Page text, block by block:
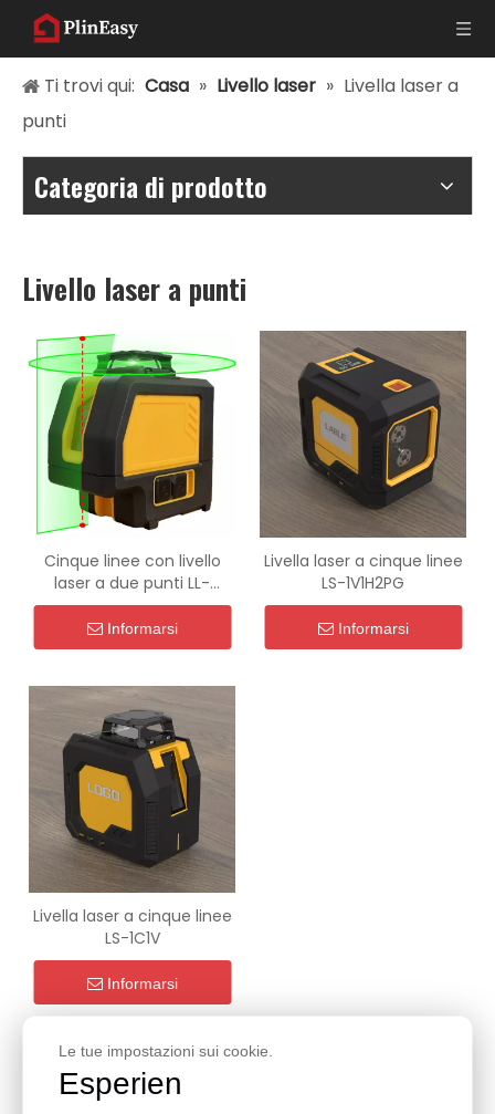
Ti trovi qui: Casa » Livello laser » Livella laser a
punti
Categoria di prodotto
Livello laser a punti
Cinque linee con livello
laser a due punti LL-
1C1V2PG
Informarsi
Livella laser a cinque linee
LS-1V1H2PG
Informarsi
Livella laser a cinque linee
LS-1C1V
Informarsi
Le tue impostazioni sui cookie.
Esperien